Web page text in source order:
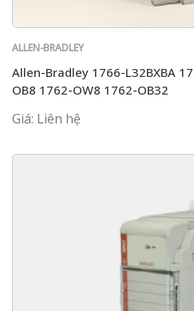
ALLEN-BRADLEY
Allen-Bradley 1766-L32BXBA
OB8 1762-OW8 1762-OB32
Giá: Liên hệ